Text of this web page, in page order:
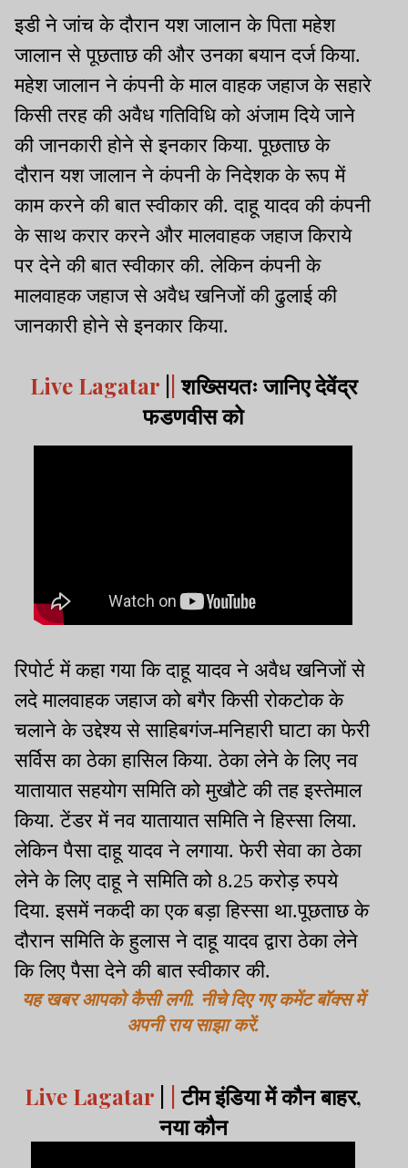
इडी ने जांच के दौरान यश जालान के पिता महेश
जालान से पूछताछ की और उनका बयान दर्ज किया.
महेश जालान ने कंपनी के माल वाहक जहाज के सहारे
किसी तरह की अवैध गतिविधि को अंजाम दिये जाने
की जानकारी होने से इनकार किया. पूछताछ के
दौरान यश जालान ने कंपनी के निदेशक के रूप में
काम करने की बात स्वीकार की. दाहू यादव की कंपनी
के साथ करार करने और मालवाहक जहाज किराये
पर देने की बात स्वीकार की. लेकिन कंपनी के
मालवाहक जहाज से अवैध खनिजों की ढुलाई की
जानकारी होने से इनकार किया.
Live Lagatar |शख्सियतः जानिए देवेंद्र
फडणवीस को
रिपोर्ट में कहा गया कि दाहू यादव ने अवैध खनिजों से
लदे मालवाहक जहाज को बगैर किसी रोकटोक के
चलाने के उद्देश्य से साहिबगंज-मनिहारी घाटा का फेरी
सर्विस का ठेका हासिल किया. ठेका लेने के लिए नव
यातायात सहयोग समिति को मुखौटे की तह इस्तेमाल
किया. टेंडर में नव यातायात समिति ने हिस्सा लिया.
लेकिन पैसा दाहू यादव ने लगाया. फेरी सेवा का ठेका
लेने के लिए दाहू ने समिति को 8.25 करोड़ रुपये
दिया. इसमें नकदी का एक बड़ा हिस्सा था.पूछताछ के
दौरान समिति के हुलास ने दाहू यादव द्वारा ठेका लेने
कि लिए पैसा देने की बात स्वीकार की.
यह खबर आपको कैसी लगी. नीचे दिए गए कमेंट बॉक्स में
अपनी राय साझा करें.
Live Lagatar |टीम इंडिया में कौन बाहर,
नया कौन